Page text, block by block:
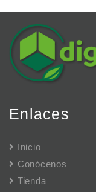
Enlaces
Inicio
Conócenos
Tienda